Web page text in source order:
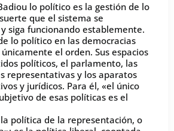
lo político es la gestión de lo
que el sistema se
siga funcionando establemente.
lo político en las democracias
el orden. Sus espacios
políticos, el parlamento, las
representativas y los aparatos
y jurídicos. Para él, «el único
de esas políticas es el
política de la representación, o